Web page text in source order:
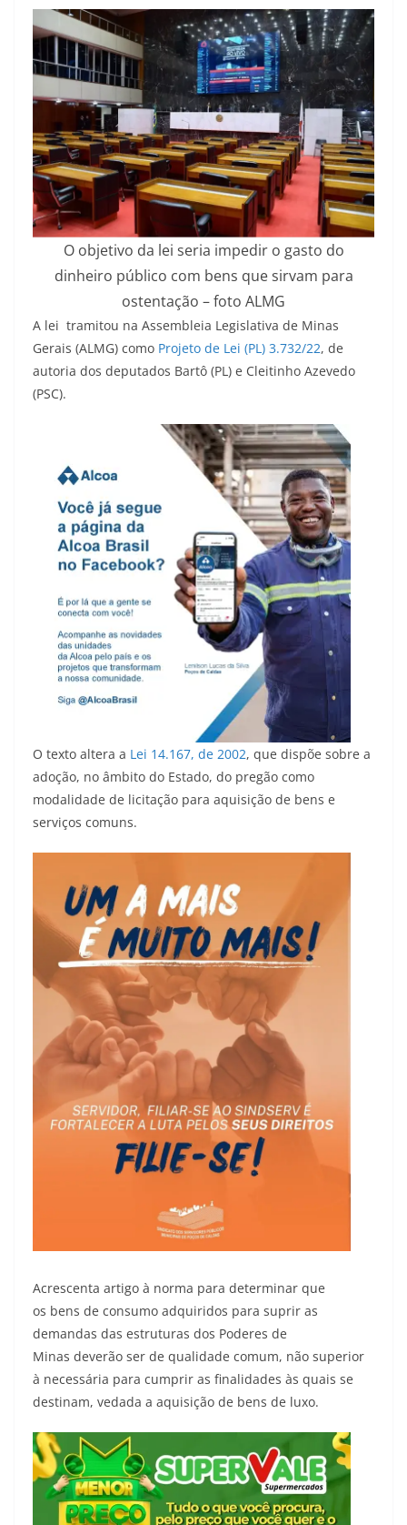
O objetivo da lei seria impedir o gasto do
dinheiro público com bens que sirvam para
ostentação – foto ALMG
A lei tramitou na Assembleia Legislativa de Minas
Gerais (ALMG) como Projeto de Lei (PL) 3.732/22, de
autoria dos deputados Bartô (PL) e Cleitinho Azevedo
(PSC).
O texto altera a Lei 14.167, de 2002, que dispõe sobre a
adoção, no âmbito do Estado, do pregão como
modalidade de licitação para aquisição de bens e
serviços comuns.
Acrescenta artigo à norma para determinar que
os bens de consumo adquiridos para suprir as
demandas das estruturas dos Poderes de
Minas deverão ser de qualidade comum, não superior
à necessária para cumprir as finalidades às quais se
destinam, vedada a aquisição de bens de luxo.